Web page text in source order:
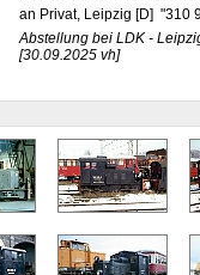
an Privat, Leipzig [D] "310
Abstellung bei LDK -
[30.09.2025 vh]